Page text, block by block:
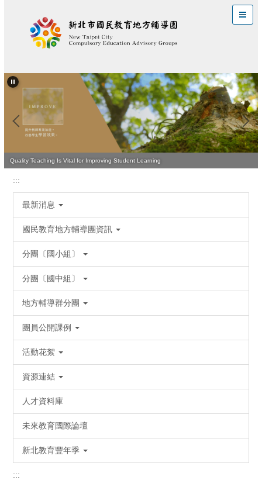
區
Quality Teaching Is Vital for Improving Student Learning
:::
最新消息
國民教育地方輔導團資訊
分團〔國小組〕
分團〔國中組〕
地方輔導群分團
團員公開課例
活動花絮
資源連結
人才資料庫
未來教育國際論壇
新北教育豐年季
:::